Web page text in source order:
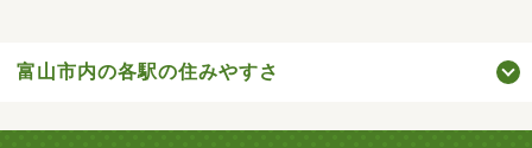
富山市内の各駅の住みやすさ